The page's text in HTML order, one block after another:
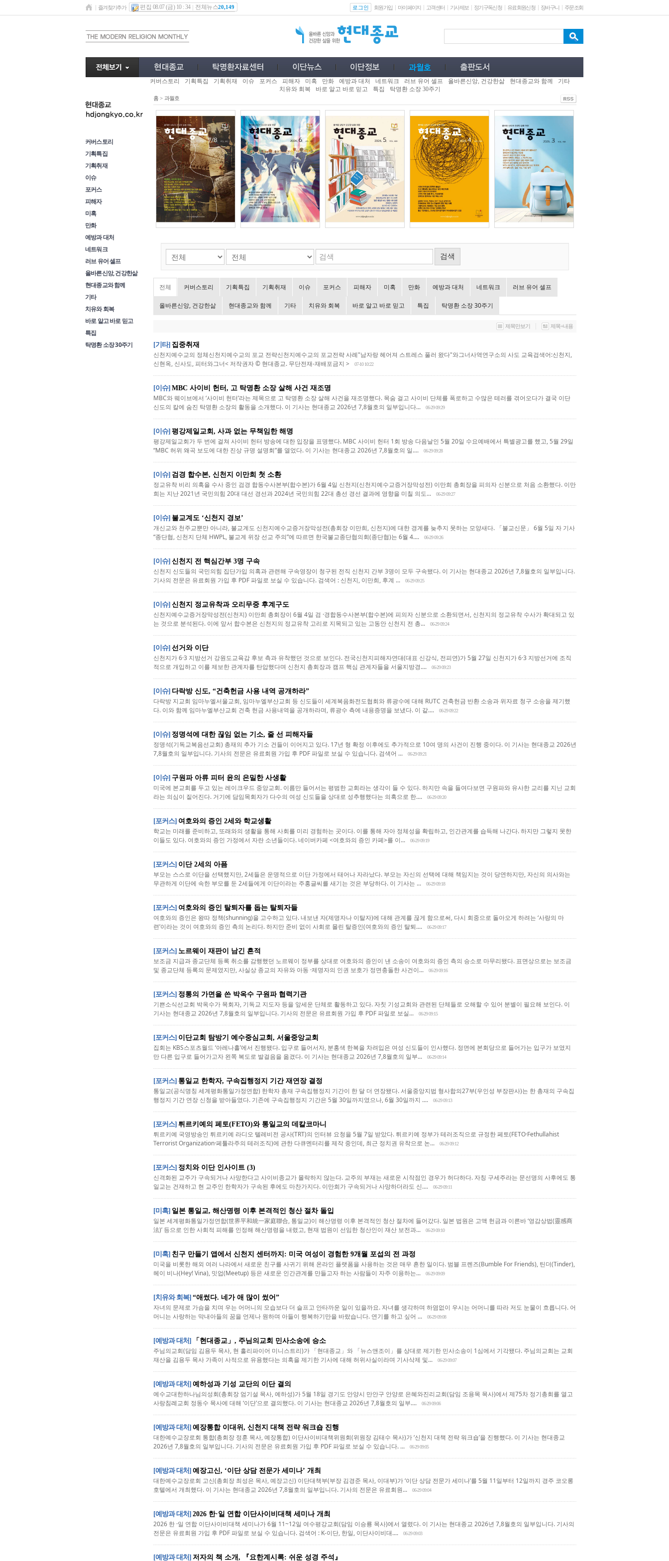
즐겨찾기추가 편집 08.07 (금) 10 : 34 전체뉴스20,149 로그인 회원가입 마이페이지 고객센터 기사제보 정기구독신청 유료회원신청 장바구니 주문조회
커버스토리 기획특집 기획취재 이슈 포커스 피해자 미혹 만화 예방과 대처 네트워크 러브 유어 셀프 올바른신앙, 건강한삶 현대종교와 함께
기타
치유와 회복
바로 알고 바로 믿고 특집 탁명환 소장 30주기
커버스토리
기획특집
기획취재
이슈
포커스
피해자
미혹
만화
예방과 대처
네트워크
러브 유어 셀프
올바른신앙, 건강한삶
현대종교와 함께
기타
치유와 회복
바로 알고 바로 믿고
특집
탁명환 소장 30주기
홈 > 과월호
검색
전체 커버스토리 기획특집 기획취재 이슈 포커스 피해자 미혹 만화 예방과 대처 네트워크 러브 유어 셀프
올바른신앙, 건강한삶 현대종교와 함께 기타 치유와 회복 바로 알고 바로 믿고 특집 탁명환 소장 30주기
제목만보기 제목+내용
[기타] 집중취재
신천지예수교의 정체신천지예수교의 포교 전략신천지예수교의 포교전략 사례"남자랑 헤어져 스트레스 풀러 왔다"와그너사역연구소의 사도 교육검색어:신천지,
신현옥, 신사도, 피터와그너< 저작권자 © 현대종교. 무단전재-재배포금지 >
07-10 10:22
[이슈] MBC 사이비 헌터, 고 탁명환 소장 살해 사건 재조명
MBC와 웨이브에서 ‘사이비 헌터’라는 제목으로 고 탁명환 소장 살해 사건을 재조명했다. 목숨 걸고 사이비 단체를 폭로하고 수많은 테러를 겪어오다가 결국 이단
신도의 칼에 숨진 탁명환 소장의 활동을 소개했다. 이 기사는 현대종교 2026년 7,8월호의 일부입니다...
06-29 09:29
[이슈] 평강제일교회, 사과 없는 무책임한 해명
평강제일교회가 두 번에 걸쳐 사이비 헌터 방송에 대한 입장을 표명했다. MBC 사이비 헌터 1회 방송 다음날인 5월 20일 수요예배에서 특별광고를 했고, 5월 29일
“MBC 허위 왜곡 보도에 대한 진상 규명 설명회”를 열었다. 이 기사는 현대종교 2026년 7,8월호의 일....
06-29 09:28
[이슈] 검경 합수본, 신천지 이만희 첫 소환
정교유착 비리 의혹을 수사 중인 검경 합동수사본부(합수본)가 6월 4일 신천지(신천지예수교증거장막성전) 이만희 총회장을 피의자 신분으로 처음 소환했다. 이만
희는 지난 2021년 국민의힘 20대 대선 경선과 2024년 국민의힘 22대 총선 경선 결과에 영향을 미칠 의도...
06-29 09:27
[이슈] 불교계도 ‘신천지 경보’
개신교와 천주교뿐만 아니라, 불교계도 신천지예수교증거장막성전(총회장 이만희, 신천지)에 대한 경계를 늦추지 못하는 모양새다. 「불교신문」 6월 5일 자 기사
“종단협, 신천지 단체 HWPL, 불교계 위장 선교 주의”에 따르면 한국불교종단협의회(종단협)는 6월 4....
06-29 09:26
[이슈] 신천지 전 핵심간부 3명 구속
신천지 신도들의 국민의힘 집단가입 의혹과 관련해 구속영장이 청구된 전직 신천지 간부 3명이 모두 구속됐다. 이 기사는 현대종교 2026년 7,8월호의 일부입니다.
기사의 전문은 유료회원 가입 후 PDF 파일로 보실 수 있습니다. 검색어 : 신천지, 이만희, 후계 ...
06-29 09:25
[이슈] 신천지 정교유착과 오리무중 후계구도
신천지예수교증거장막성전(신천지) 이만희 총회장이 6월 4일 검 ·경합동수사본부(합수본)에 피의자 신분으로 소환되면서, 신천지의 정교유착 수사가 확대되고 있
는 것으로 분석된다. 이에 앞서 합수본은 신천지의 정교유착 고리로 지목되고 있는 고동안 신천지 전 총...
06-29 09:24
[이슈] 선거와 이단
신천지가 6·3 지방선거 강원도교육감 후보 측과 유착했던 것으로 보인다. 전국신천지피해자연대(대표 신강식, 전피연)가 5월 27일 신천지가 6·3 지방선거에 조직
적으로 개입하고 이를 제보한 관계자를 탄압했다며 신천지 총회장과 캠프 핵심 관계자들을 서울지방경....
06-29 09:23
[이슈] 다락방 신도, “건축헌금 사용 내역 공개하라”
다락방 지교회 임마누엘서울교회, 임마누엘부산교회 등 신도들이 세계복음화전도협회와 류광수에 대해 RUTC 건축헌금 반환 소송과 위자료 청구 소송을 제기했
다. 이와 함께 임마누엘부산교회 건축 헌금 사용내역을 공개하라며, 류광수 측에 내용증명을 보냈다. 이 같....
06-29 09:22
[이슈] 정명석에 대한 끊임 없는 기소, 줄 선 피해자들
정명석(기독교복음선교회) 총재의 추가 기소 건들이 이어지고 있다. 17년 형 확정 이후에도 추가적으로 10여 명의 사건이 진행 중이다. 이 기사는 현대종교 2026년
7,8월호의 일부입니다. 기사의 전문은 유료회원 가입 후 PDF 파일로 보실 수 있습니다. 검색어 ...
06-29 09:21
[이슈] 구원파 아류 피터 윤의 은밀한 사생활
미국에 본교회를 두고 있는 레이크우드 중앙교회. 이름만 들어서는 평범한 교회라는 생각이 들 수 있다. 하지만 속을 들여다보면 구원파와 유사한 교리를 지닌 교회
라는 의심이 짙어진다. 거기에 담임목회자가 다수의 여성 신도들을 상대로 성추행했다는 의혹으로 한....
06-29 09:20
[포커스] 여호와의 증인 2세와 학교생활
학교는 미래를 준비하고, 또래와의 생활을 통해 사회를 미리 경험하는 곳이다. 이를 통해 자아 정체성을 확립하고, 인간관계를 습득해 나간다. 하지만 그렇지 못한
이들도 있다. 여호와의 증인 가정에서 자란 소년들이다. 네이버카페 <여호와의 증인 카페>를 이...
06-29 09:19
[포커스] 이단 2세의 아픔
부모는 스스로 이단을 선택했지만, 2세들은 운명적으로 이단 가정에서 태어나 자라났다. 부모는 자신의 선택에 대해 책임지는 것이 당연하지만, 자신의 의사와는
무관하게 이단에 속한 부모를 둔 2세들에게 이단이라는 주홍글씨를 새기는 것은 부당하다. 이 기사는 ...
06-29 09:18
[포커스] 여호와의 증인 탈퇴자를 돕는 탈퇴자들
여호와의 증인은 왕따 정책(shunning)을 고수하고 있다. 내보낸 자(제명자나 이탈자)에 대해 관계를 끊게 함으로써, 다시 회중으로 돌아오게 하려는 ‘사랑의 마
련’이라는 것이 여호와의 증인 측의 논리다. 하지만 준비 없이 사회로 몰린 탈증인(여호와의 증인 탈퇴....
06-29 09:17
[포커스] 노르웨이 재판이 남긴 흔적
보조금 지급과 종교단체 등록 취소를 감행했던 노르웨이 정부를 상대로 여호와의 증인이 낸 소송이 여호와의 증인 측의 승소로 마무리됐다. 표면상으로는 보조금
및 종교단체 등록의 문제였지만, 사실상 종교의 자유와 아동 ·제명자의 인권 보호가 정면충돌한 사건이...
06-29 09:16
[포커스] 정통의 가면을 쓴 박옥수 구원파 협력기관
기쁜소식선교회 박옥수가 목회자, 기독교 지도자 등을 앞세운 단체로 활동하고 있다. 자칫 기성교회와 관련된 단체들로 오해할 수 있어 분별이 필요해 보인다. 이
기사는 현대종교 2026년 7,8월호의 일부입니다. 기사의 전문은 유료회원 가입 후 PDF 파일로 보실...
06-29 09:15
[포커스] 이단교회 탐방기 예수중심교회, 서울중앙교회
집회는 KBS스포츠월드 ‘아레나홀’에서 진행됐다. 입구로 들어서자, 분홍색 한복을 차려입은 여성 신도들이 인사했다. 정면에 본회당으로 들어가는 입구가 보였지
만 다른 입구로 들어가고자 왼쪽 복도로 발걸음을 옮겼다. 이 기사는 현대종교 2026년 7,8월호의 일부...
06-29 09:14
[포커스] 통일교 한학자, 구속집행정지 기간 재연장 결정
통일교(공식명칭 세계평화통일가정연합) 한학자 총재 구속집행정지 기간이 한 달 더 연장됐다. 서울중앙지법 형사합의27부(우인성 부장판사)는 한 총재의 구속집
행정지 기간 연장 신청을 받아들였다. 기존에 구속집행정지 기간은 5월 30일까지였으나, 6월 30일까지 ....
06-29 09:13
[포커스] 튀르키예의 페토(FETO)와 통일교의 데칼코마니
튀르키예 국영방송인 튀르키예 라디오 텔레비전 공사(TRT)의 인터뷰 요청을 5월 7일 받았다. 튀르키예 정부가 테러조직으로 규정한 페토(FETO·Fethullahist
Terrorist Organization·페툴라주의 테러조직)에 관한 다큐멘터리를 제작 중인데, 최근 정치권 유착으로 논...
06-29 09:12
[포커스] 정치와 이단 인사이트 (3)
신격화된 교주가 구속되거나 사망한다고 사이비종교가 몰락하지 않는다. 교주의 부재는 새로운 시작점인 경우가 허다하다. 자칭 구세주라는 문선명의 사후에도 통
일교는 건재하고 현 교주인 한학자가 구속된 후에도 마찬가지다. 이만희가 구속되거나 사망하더라도 신....
06-29 09:11
[미혹] 일본 통일교, 해산명령 이후 본격적인 청산 절차 돌입
일본 세계평화통일가정연합(世界平和統一家庭聯合, 통일교)이 해산명령 이후 본격적인 청산 절차에 들어갔다. 일본 법원은 고액 헌금과 이른바 ‘영감상법(靈感商
法)’ 등으로 인한 사회적 피해를 인정해 해산명령을 내렸고, 현재 법원이 선임한 청산인이 재산 보전과...
06-29 09:10
[미혹] 친구 만들기 앱에서 신천지 센터까지: 미국 여성이 경험한 9개월 포섭의 전 과정
미국을 비롯한 해외 여러 나라에서 새로운 친구를 사귀기 위해 온라인 플랫폼을 사용하는 것은 매우 흔한 일이다. 범블 프렌즈(Bumble For Friends), 틴더(Tinder),
헤이 비나(Hey! Vina), 밋업(Meetup) 등은 새로운 인간관계를 만들고자 하는 사람들이 자주 이용하는...
06-29 09:09
[치유와 회복] “애썼다. 네가 애 많이 썼어”
자녀의 문제로 가슴을 치며 우는 어머니의 모습보다 더 슬프고 안타까운 일이 있을까요. 자녀를 생각하며 하염없이 우시는 어머니를 따라 저도 눈물이 흐릅니다. 어
머니는 사랑하는 막내아들의 꿈을 언제나 원하며 아들이 행복하기만을 바랐습니다. 연기를 하고 싶어 ...
06-29 09:08
[예방과 대처] 「현대종교」, 주님의교회 민사소송에 승소
주님의교회(담임 김용두 목사, 현 홀리파이어 미니스트리)가 「현대종교」와 「뉴스앤조이」를 상대로 제기한 민사소송이 1심에서 기각됐다. 주님의교회는 교회
재산을 김용두 목사 가족이 사적으로 유용했다는 의혹을 제기한 기사에 대해 허위사실이라며 기사삭제 및...
06-29 09:07
[예방과 대처] 예하성과 기성 교단의 이단 결의
예수교대한하나님의성회(총회장 엄기설 목사, 예하성)가 5월 18일 경기도 안양시 만안구 안양로 은혜와진리교회(담임 조용목 목사)에서 제75차 정기총회를 열고
사랑침례교회 정동수 목사에 대해 ‘이단’으로 결의했다. 이 기사는 현대종교 2026년 7,8월호의 일부....
06-29 09:06
[예방과 대처] 예장통합 이대위, 신천지 대책 전략 워크숍 진행
대한예수교장로회 통합(총회장 정훈 목사, 예장통합) 이단사이비대책위원회(위원장 김태수 목사)가 ‘신천지 대책 전략 워크숍’을 진행했다. 이 기사는 현대종교
2026년 7,8월호의 일부입니다. 기사의 전문은 유료회원 가입 후 PDF 파일로 보실 수 있습니다. ...
06-29 09:05
[예방과 대처] 예장고신, ‘이단 상담 전문가 세미나’ 개최
대한예수교장로회 고신(총회장 최성은 목사, 예장고신) 이단대책부(부장 김경준 목사, 이대부)가 ‘이단 상담 전문가 세미나’를 5월 11일부터 12일까지 경주 코오롱
호텔에서 개최했다. 이 기사는 현대종교 2026년 7,8월호의 일부입니다. 기사의 전문은 유료회원...
06-29 09:04
[예방과 대처] 2026 한·일 연합 이단사이비대책 세미나 개최
2026 한 ·일 연합 이단사이비대책 세미나가 6월 11~12일 여수평강교회(담임 이승룡 목사)에서 열렸다. 이 기사는 현대종교 2026년 7,8월호의 일부입니다. 기사의
전문은 유료회원 가입 후 PDF 파일로 보실 수 있습니다. 검색어 : K-이단, 한일, 이단사이비대....
06-29 09:03
[예방과 대처] 저자의 책 소개, 『요한계시록: 쉬운 성경 주석』